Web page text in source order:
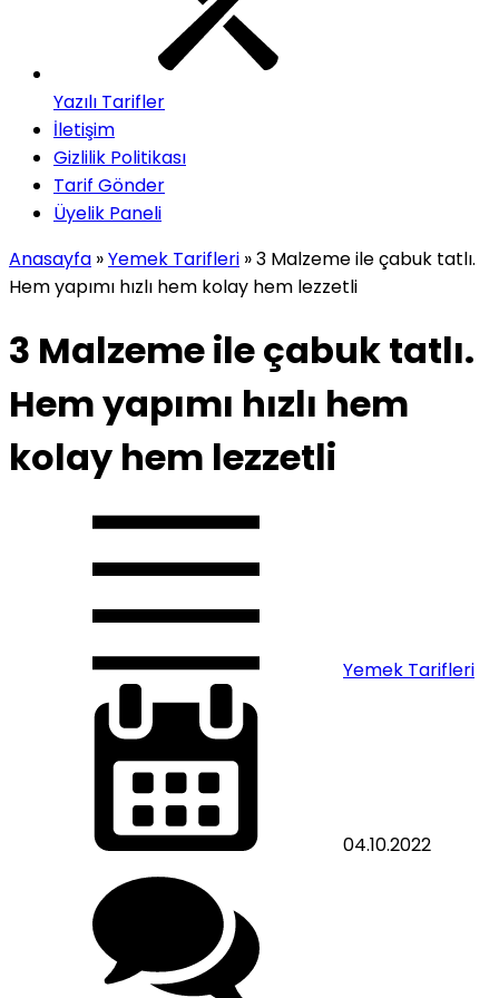
Yazılı Tarifler
İletişim
Gizlilik Politikası
Tarif Gönder
Üyelik Paneli
Anasayfa »Yemek Tarifleri »3 Malzeme ile çabuk tatlı.
Hem yapımı hızlı hem kolay hem lezzetli
3 Malzeme ile çabuk tatlı.
Hem yapımı hızlı hem
kolay hem lezzetli
Yemek Tarifleri
04.10.2022